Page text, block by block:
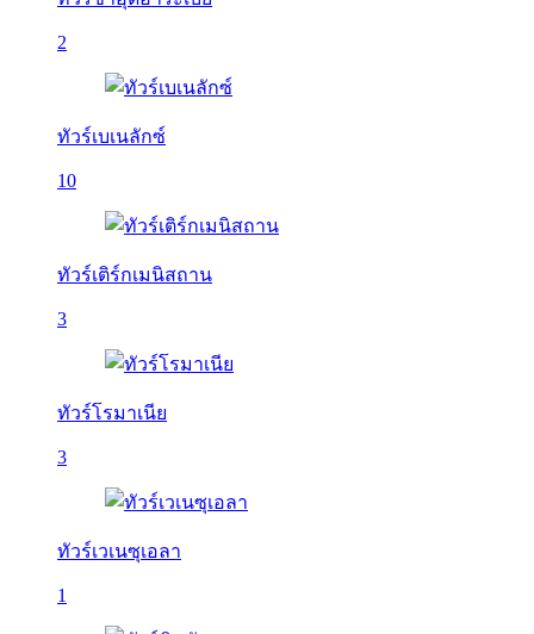
2
ทัวร์เบเนลักซ์
10
ทัวร์เติร์กเมนิสถาน
3
ทัวร์โรมาเนีย
3
ทัวร์เวเนซุเอลา
1